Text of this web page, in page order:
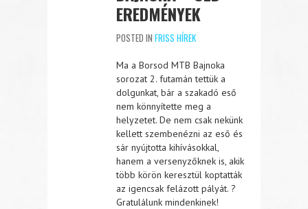
EREDMÉNYEK
POSTED IN FRISS HÍREK
Ma a Borsod MTB Bajnoka
sorozat 2. futamán tettük a
dolgunkat, bár a szakadó eső
nem könnyítette meg a
helyzetet. De nem csak nekünk
kellett szembenézni az eső és
sár nyújtotta kihívásokkal,
hanem a versenyzőknek is, akik
több körön keresztül koptatták
az igencsak felázott pályát. ?
Gratulálunk mindenkinek!